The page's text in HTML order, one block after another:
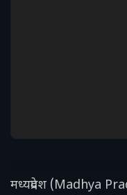
मध्यप्रदेश (Madhya